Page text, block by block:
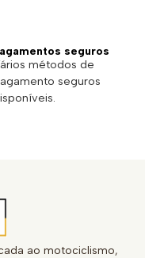
seguros
métodos de
seguros
ao motociclismo,